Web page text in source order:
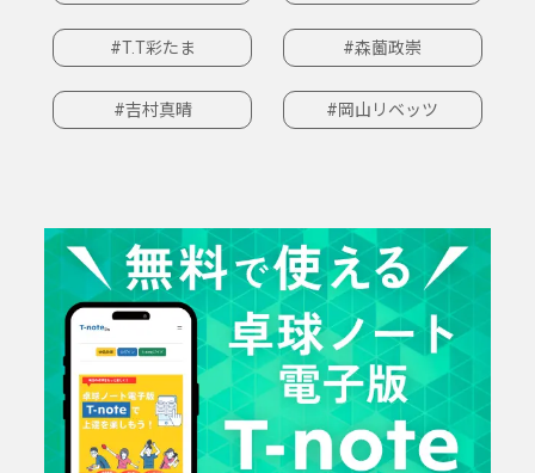
#T.T彩たま #森薗政崇
#吉村真晴 #岡山リベッツ